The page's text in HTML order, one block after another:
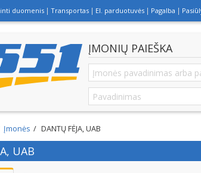
duomenis Transportas El. parduotuvės Pagalba
ĮMONIŲ PAIEŠKA
Įmonės DANTŲ FĖJA, UAB
UAB